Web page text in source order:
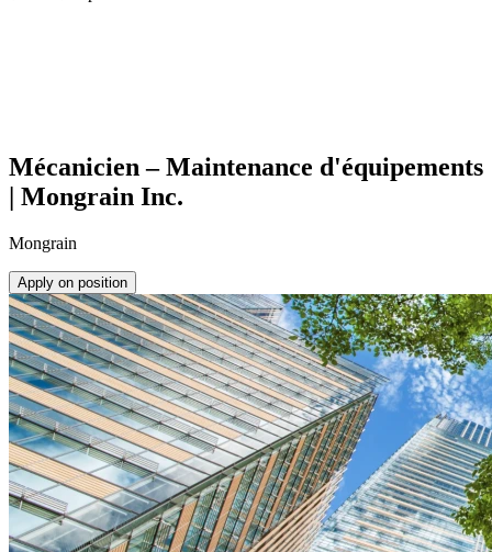
Mécanicien – Maintenance d'équipements
| Mongrain Inc.
Mongrain
Apply on position